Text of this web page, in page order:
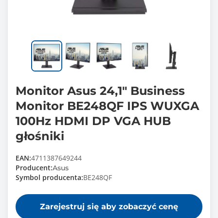
Monitor Asus 24,1" Business
Monitor BE248QF IPS WUXGA
100Hz HDMI DP VGA HUB
głośniki
EAN:4711387649244
Producent:Asus
Symbol producenta:BE248QF
Zarejestruj się aby zobaczyć cenę